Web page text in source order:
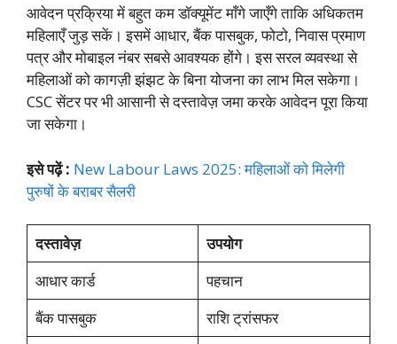
आवेदन प्रक्रिया में बहुत कम डॉक्यूमेंट माँगे जाएँगे ताकि अधिकतम
महिलाएँ जुड़ सकें। इसमें आधार, बैंक पासबुक, फोटो, निवास प्रमाण
पत्र और मोबाइल नंबर सबसे आवश्यक होंगे। इस सरल व्यवस्था से
महिलाओं को कागज़ी झंझट के बिना योजना का लाभ मिल सकेगा।
CSC सेंटर पर भी आसानी से दस्तावेज़ जमा करके आवेदन पूरा किया
जा सकेगा।
इसे पढ़ें : New Labour Laws 2025: महिलाओं को मिलेगी
पुरुषों के बराबर सैलरी
दस्तावेज़
उपयोग
आधार कार्ड
पहचान
बैंक पासबुक
राशि ट्रांसफर